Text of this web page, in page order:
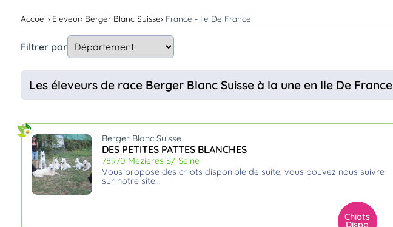
Connexion
Accueil Eleveur Berger Blanc Suisse France - Ile De France
Filtrer par
Les éleveurs de race Berger Blanc Suisse à la une en Ile De France
Berger Blanc Suisse
DES PETITES PATTES BLANCHES
78970 Mezieres S/ Seine
vous propose des chiots disponible de suite, vous pouvez nous suivre
sur notre site.
Chiots
Dispo